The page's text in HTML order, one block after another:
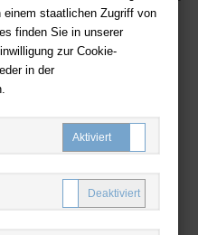
einem staatlichen Zugriff von
finden Sie in unserer
zur Cookie-
in der